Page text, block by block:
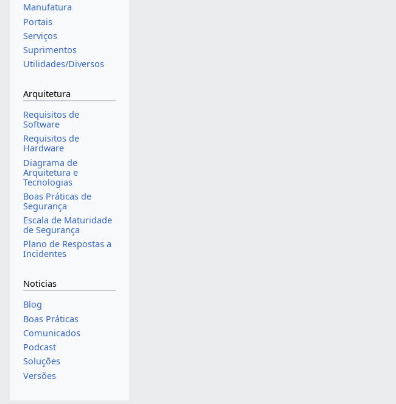
Manufatura
Portais
Serviços
Suprimentos
Utilidades/Diversos
Arquitetura
Requisitos de
Software
Requisitos de
Hardware
Diagrama de
Arquitetura e
Tecnologias
Boas Práticas de
Segurança
Escala de Maturidade
de Segurança
Plano de Respostas a
Incidentes
Noticias
Blog
Boas Práticas
Comunicados
Podcast
Soluções
Versões